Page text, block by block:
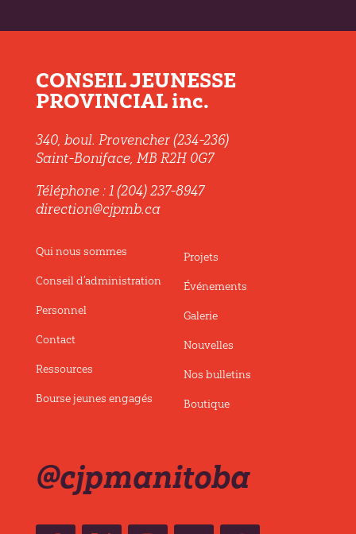
CONSEIL JEUNESSE
PROVINCIAL inc.
340, boul. Provencher (234-236)
Saint-Boniface, MB R2H 0G7
Téléphone : 1 (204) 237-8947
direction@cjpmb.ca
Qui nous sommes
Conseil d’administration
Personnel
Contact
Ressources
Bourse jeunes engagés
Projets
Événements
Galerie
Nouvelles
Nos bulletins
Boutique
@cjpmanitoba